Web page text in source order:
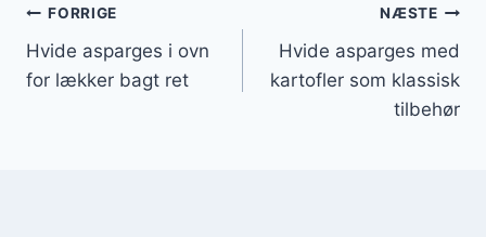
Indlægsnavigation
FORRIGE
Hvide asparges i ovn
for lækker bagt ret
NÆSTE
Hvide asparges med
kartofler som klassisk
tilbehør